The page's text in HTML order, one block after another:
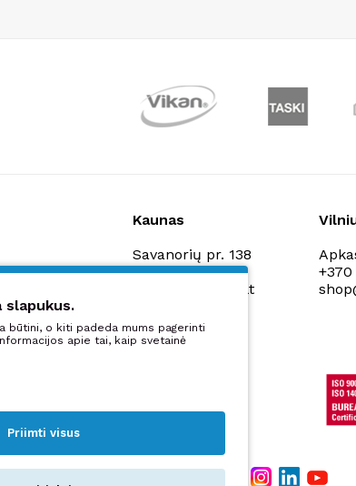
Kaunas
Savanorių pr. 138
+370 523 38879
shop@manjana.lt
+370
Didžiuojamės:
slapukus.
būtini, o kiti padeda mums pagerinti
apie tai, kaip svetainė
Priimti visus